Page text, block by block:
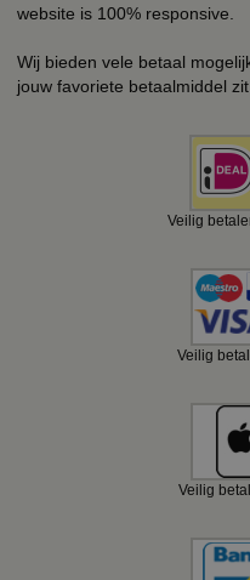
website is 100% responsive.
Wij bieden vele betaal
jouw favoriete betaalmiddel
Veilig
Veilig
Veilig